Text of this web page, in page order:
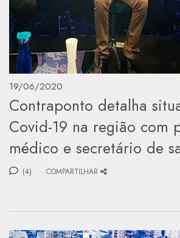
19/06/2020
Contraponto detalha
Covid-19 na região com
médico e secretário de
(4) COMPARTILHAR